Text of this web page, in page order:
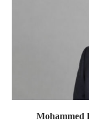
Mohammed